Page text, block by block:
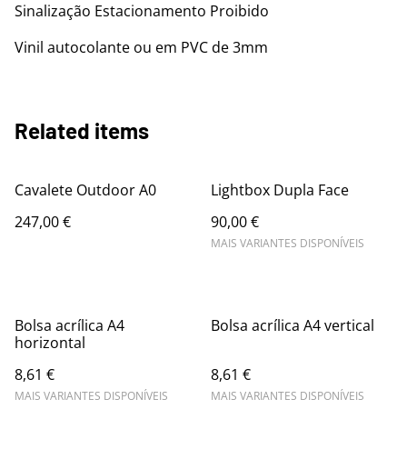
Sinalização Estacionamento Proibido
Vinil autocolante ou em PVC de 3mm
Related items
Cavalete Outdoor A0
247,00 €
Lightbox Dupla Face
90,00 €
MAIS VARIANTES DISPONÍVEIS
Bolsa acrílica A4
horizontal
8,61 €
MAIS VARIANTES DISPONÍVEIS
Bolsa acrílica A4 vertical
8,61 €
MAIS VARIANTES DISPONÍVEIS